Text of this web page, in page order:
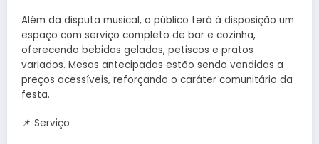
Além da disputa musical, o público terá à disposição um
espaço com serviço completo de bar e cozinha,
oferecendo bebidas geladas, petiscos e pratos
variados. Mesas antecipadas estão sendo vendidas a
preços acessíveis, reforçando o caráter comunitário da
festa.
📌 Serviço